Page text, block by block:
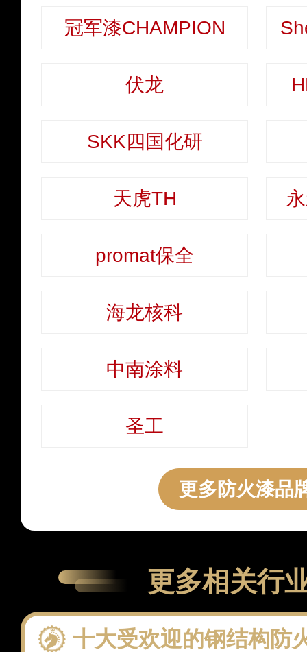
冠军漆CHAMPION
伏龙
SKK四国化研
天虎TH
promat保全
海龙核科
中南涂料
圣工
更多防火漆品
更多相关行
十大受欢迎的钢结构防火涂料品牌 这些